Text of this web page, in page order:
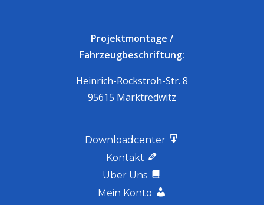
Projektmontage /
Fahrzeugbeschriftung:
Heinrich-Rockstroh-Str. 8
95615 Marktredwitz
Downloadcenter
Kontakt
Über Uns
Mein Konto